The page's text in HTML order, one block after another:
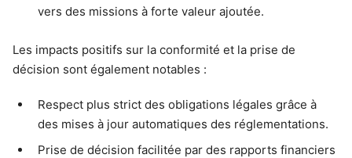
vers des missions à forte valeur ajoutée.
Les impacts positifs sur la conformité et la prise de
décision sont également notables :
Respect plus strict des obligations légales grâce à
des mises à jour automatiques des réglementations.
Prise de décision facilitée par des rapports financiers